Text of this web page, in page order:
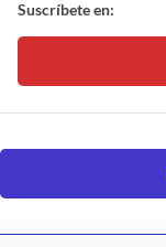
Suscríbete en: